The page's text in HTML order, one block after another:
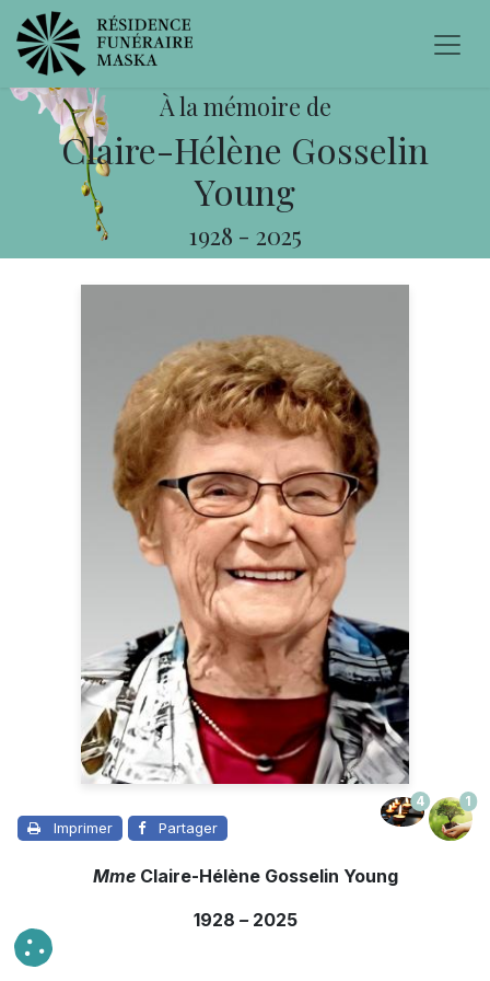
À la mémoire de
Claire-Hélène Gosselin
Young
1928 - 2025
Imprimer Partager
4 1
Mme Claire-Hélène Gosselin Young
1928 – 2025